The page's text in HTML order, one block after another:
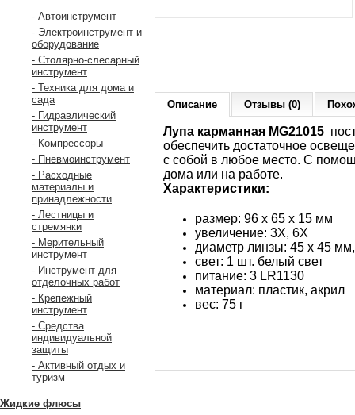
- Автоинструмент
- Электроинструмент и
оборудование
- Столярно-слесарный
инструмент
- Техника для дома и
сада
- Гидравлический
инструмент
- Компрессоры
- Пневмоинструмент
- Расходные
материалы и
принадлежности
- Лестницы и
стремянки
- Мерительный
инструмент
- Инструмент для
отделочных работ
- Крепежный
инструмент
- Средства
индивидуальной
защиты
- Активный отдых и
туризм
Жидкие флюсы
Описание Отзывы (0)
Лупа карманная MG21015
обеспечить достаточное
с собой в любое место. С
дома или на работе.
Характеристики:
размер: 96 х 65 х 15 мм
увеличение: 3Х, 6Х
диаметр линзы: 45 x 45
свет: 1 шт. белый свет
питание: 3 LR1130
материал: пластик, акрил
вес: 75 г